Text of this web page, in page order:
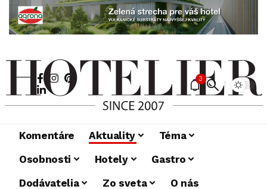
3
Komentáre Aktuality
Téma
Osobnosti
Hotely
Gastro
Dodávatelia
Zo sveta
O nás